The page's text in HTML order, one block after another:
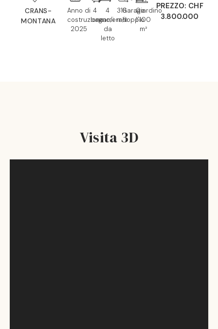
CRANS-
MONTANA
Anno di
costruzione:
2025
4
bagno/i
4
camera/e
da
letto
318
m²
Garage
doppio
Giardino
1'100
m²
PREZZO: CHF
3.800.000
Visita 3D